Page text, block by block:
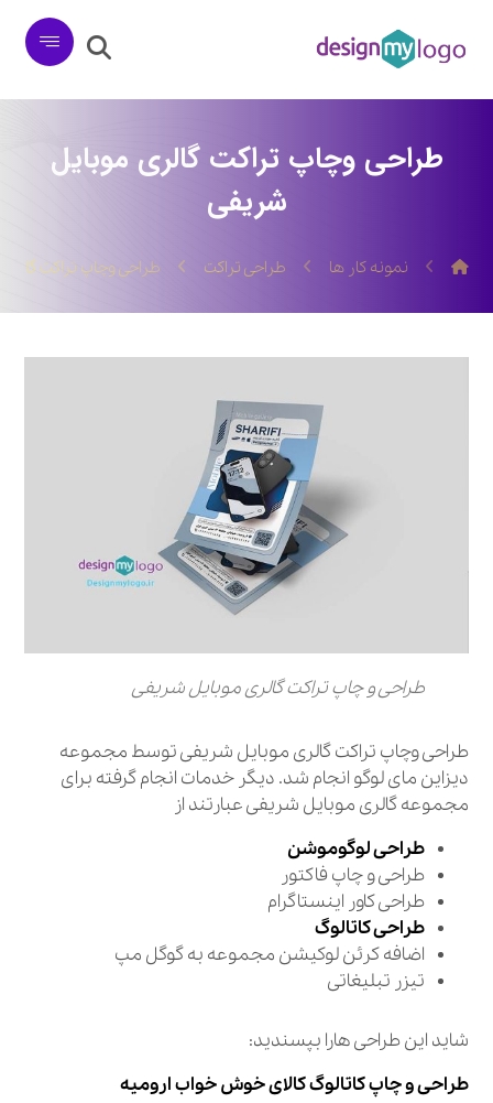
طراحی وچاپ تراکت گالری موبایل
شریفی
نمونه کار ها طراحی تراکت طراحی وچاپ تراکت
طراحی و چاپ تراکت گالری موبایل شریفی
طراحی وچاپ تراکت گالری موبایل شریفی توسط مجموعه
دیزاین مای لوگو انجام شد. دیگر خدمات انجام گرفته برای
مجموعه گالری موبایل شریفی عبارتند از
طراحی لوگوموشن
طراحی و چاپ فاکتور
طراحی کاور اینستاگرام
طراحی کاتالوگ
اضافه کرئن لوکیشن مجموعه به گوگل مپ
تیزر تبلیغاتی
شاید این طراحی هارا بپسندید:
طراحی و چاپ کاتالوگ کالای خوش خواب ارومیه